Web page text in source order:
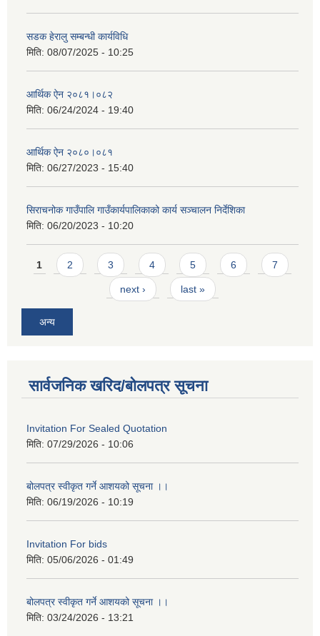
सडक हेरालु सम्बन्धी कार्यविधि
मिति: 08/07/2025 - 10:25
आर्थिक ऐन २०८१।०८२
मिति: 06/24/2024 - 19:40
आर्थिक ऐन २०८०।०८१
मिति: 06/27/2023 - 15:40
सिराचनोक गाउँपालि गाउँकार्यपालिकाको कार्य सञ्चालन निर्देशिका
मिति: 06/20/2023 - 10:20
Pages
1 2 3 4 5 6 7
next › last »
अन्य
सार्वजनिक खरिद/बोलपत्र सूचना
Invitation For Sealed Quotation
मिति: 07/29/2026 - 10:06
बोलपत्र स्वीकृत गर्ने आशयको सूचना ।।
मिति: 06/19/2026 - 10:19
Invitation For bids
मिति: 05/06/2026 - 01:49
बोलपत्र स्वीकृत गर्ने आशयको सूचना ।।
मिति: 03/24/2026 - 13:21